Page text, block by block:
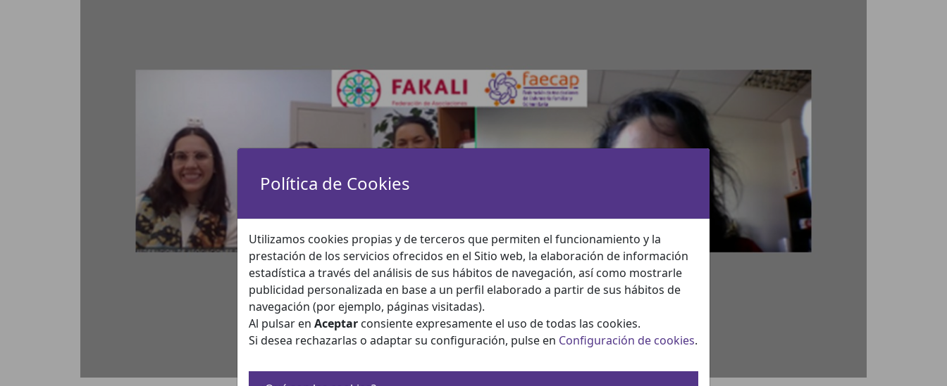
Política de Cookies
Utilizamos cookies propias y de terceros que permiten el funcionamiento y la
prestación de los servicios ofrecidos en el Sitio web, la elaboración de información
estadística a través del análisis de sus hábitos de navegación, así como mostrarle
publicidad personalizada en base a un perfil elaborado a partir de sus hábitos de
navegación (por ejemplo, páginas visitadas).
Al pulsar en Aceptar consiente expresamente el uso de todas las cookies.
Si desea rechazarlas o adaptar su configuración, pulse en Configuración de cookies.